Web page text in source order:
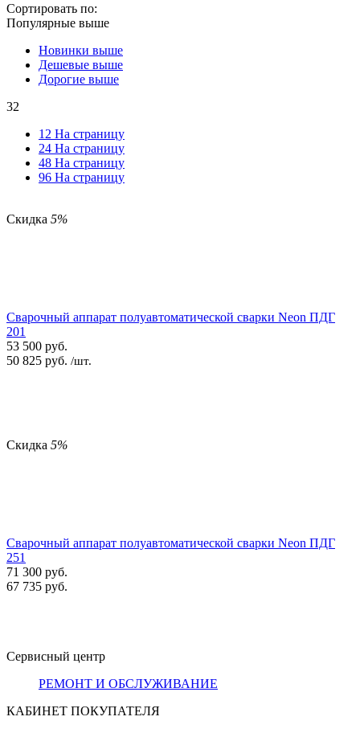
Сортировать по:
Популярные выше
Новинки выше
Дешевые выше
Дорогие выше
32
12 На страницу
24 На страницу
48 На страницу
96 На страницу
Скидка 5%
Сварочный аппарат полуавтоматической сварки Neon ПДГ
201
53 500 руб.
50 825 руб. /шт.
Скидка 5%
Сварочный аппарат полуавтоматической сварки Neon ПДГ
251
71 300 руб.
67 735 руб.
Сервисный центр
РЕМОНТ И ОБСЛУЖИВАНИЕ
КАБИНЕТ ПОКУПАТЕЛЯ